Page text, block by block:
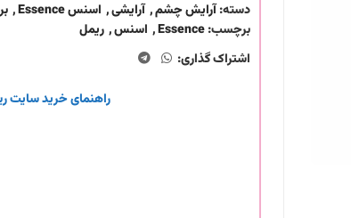
دسته:آرایش چشم, آرایشی, اسنس Essence ,
برچسب:Essence
, اسنس, ریمل
اشتراک گذاری:
راهنمای خرید سایت